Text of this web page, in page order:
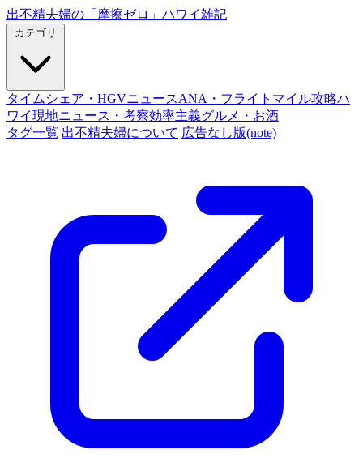
出不精夫婦の 「摩擦ゼロ」 ハワイ雑記
タイムシェア・HGVニュースANA・フライトマイル攻略ハ
ワイ現地ニュース・考察効率主義グルメ・お酒
タグ一覧 出不精夫婦について 広告なし版(note)